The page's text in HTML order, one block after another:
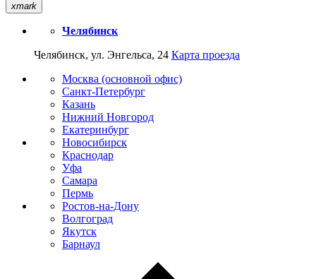
xmark
Челябинск
Челябинск, ул. Энгельса, 24 Карта проезда
Москва (основной офис)
Санкт-Петербург
Казань
Нижний Новгород
Екатеринбург
Новосибирск
Краснодар
Уфа
Самара
Пермь
Ростов-на-Дону
Волгоград
Якутск
Барнаул